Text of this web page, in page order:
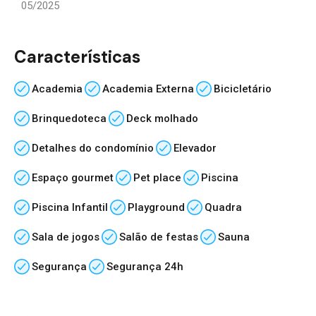
05/2025
Características
Academia Academia Externa Bicicletário
Brinquedoteca Deck molhado
Detalhes do condomínio Elevador
Espaço gourmet Pet place Piscina
Piscina Infantil Playground Quadra
Sala de jogos Salão de festas Sauna
Segurança Segurança 24h